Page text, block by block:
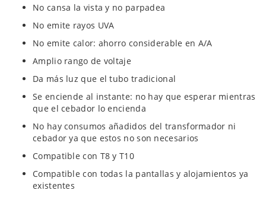
No cansa la vista y no parpadea
No emite rayos UVA
No emite calor: ahorro considerable en A/A
Amplio rango de voltaje
Da más luz que el tubo tradicional
Se enciende al instante: no hay que esperar mientras
que el cebador lo encienda
No hay consumos añadidos del transformador ni
cebador ya que estos no son necesarios
Compatible con T8 y T10
Compatible con todas la pantallas y alojamientos ya
existentes